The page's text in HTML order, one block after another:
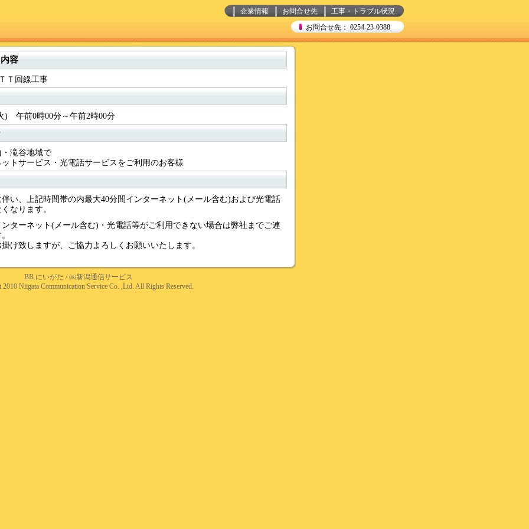
企業情報 お問合せ先
工事・トラブル状況
お問合せ先： 0254-23-0388
容
Ｔ回線工事
) 午前0時00分～午前2時00分
滝谷地域で
トサービス・光電話サービスをご利用のお客様
い、上記時間帯の内最大40分間インターネット(メール含む)および光電話
なります。
ターネット(メール含む)・光電話等がご利用できない場合は弊社までご連
け致しますが、ご協力よろしくお願いいたします。
BB.にいがた /㈱新潟通信サービス
Niigata Communication Service Co. ,Ltd. All Rights Reserved.